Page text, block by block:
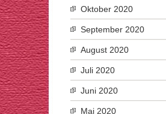
Oktober 2020
September 2020
August 2020
Juli 2020
Juni 2020
Mai 2020